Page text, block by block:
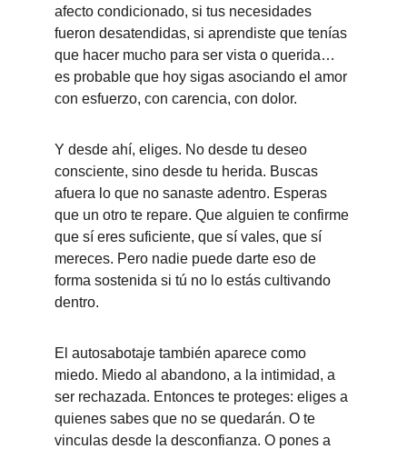
afecto condicionado, si tus necesidades
fueron desatendidas, si aprendiste que tenías
que hacer mucho para ser vista o querida…
es probable que hoy sigas asociando el amor
con esfuerzo, con carencia, con dolor.
Y desde ahí, eliges. No desde tu deseo
consciente, sino desde tu herida. Buscas
afuera lo que no sanaste adentro. Esperas
que un otro te repare. Que alguien te confirme
que sí eres suficiente, que sí vales, que sí
mereces. Pero nadie puede darte eso de
forma sostenida si tú no lo estás cultivando
dentro.
El autosabotaje también aparece como
miedo. Miedo al abandono, a la intimidad, a
ser rechazada. Entonces te proteges: eliges a
quienes sabes que no se quedarán. O te
vinculas desde la desconfianza. O pones a